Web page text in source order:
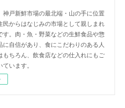
神戸新鮮市場の最北端・山の手に位置
民からはなじみの市場として親しまれ
す。肉・魚・野菜などの生鮮食品や惣
に自信があり、食にこだわりのある人
もちろん、飲食店などの仕入れにもご
います。